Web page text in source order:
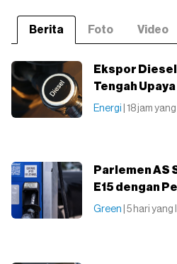
Berita Foto Video
Ekspor
Tengah
Energi | 18 jam
Parlemen AS
E15 dengan
Green | 5 hari yang